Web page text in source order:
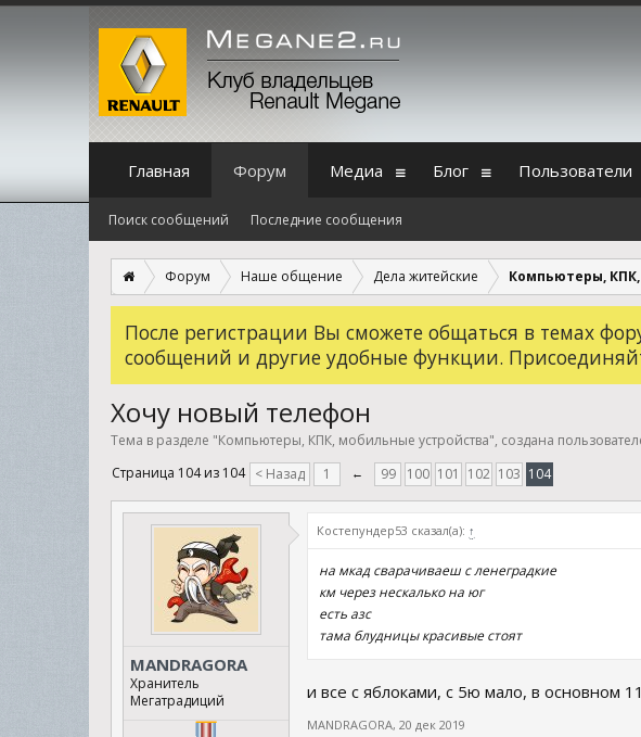
Форум Наше общение Дела житейские Компьютеры,
После регистрации Вы сможете общаться в темах
сообщений и другие удобные функции.
Хочу новый телефон
Тема в разделе "Компьютеры, КПК, мобильные устройства", создана
Страница 104 из 104 < Назад 1 ← 99 100 101 102 103 104
MANDRAGORA
Хранитель
Мегатрадиций
Костепундер53 сказал(а): ↑
на мкад сварачиваеш с ленеградкие
км через нескалько на юг
есть азс
тама блудницы красивые стоят
и все с яблоками, с 5ю мало, в основном
MANDRAGORA, 20 дек 2019
Главная Форум
Поиск сообщений Последние сообщения
Медиа Блог Пользователи